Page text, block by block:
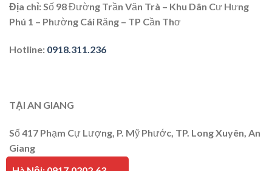
Địa chỉ: Số 98 Đường Trần Văn Trà – Khu Dân Cư Hưng
Phú 1 – Phường Cái Răng – TP Cần Thơ
Hotline: 0918.311.236
TẠI AN GIANG
Số 417 Phạm Cự Lượng, P. Mỹ Phước, TP. Long Xuyên, An
Giang